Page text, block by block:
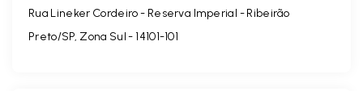
Rua Lineker Cordeiro - Reserva Imperial - Ribeirão
Preto/SP, Zona Sul - 14101-101